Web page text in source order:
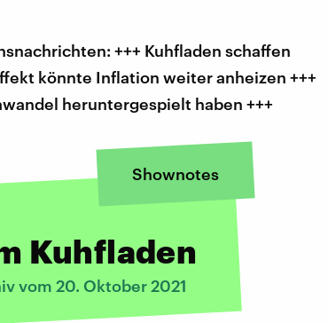
+++ Kuhfladen schaffen
könnte Inflation weiter anheizen +++
heruntergespielt haben +++
Shownotes
Kuhfladen
vom 20. Oktober 2021